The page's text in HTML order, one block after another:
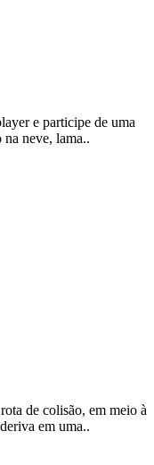
e participe de uma
na neve, lama..
de colisão, em meio à
em uma..